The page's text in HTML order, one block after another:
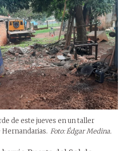
de este jueves en un taller
Hernandarias. Foto: Édgar Medina.